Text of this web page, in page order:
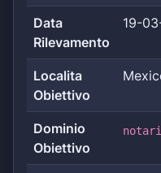
Data
Rilevamento
19-
Localita
Obiettivo
Dominio
Obiettivo